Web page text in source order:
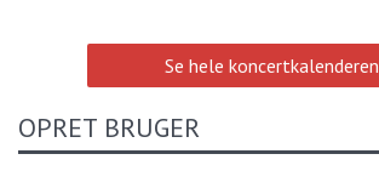
Se hele koncertkalenderen
OPRET BRUGER